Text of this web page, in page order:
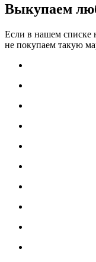
Выкупаем
Если в нашем списке
не покупаем такую